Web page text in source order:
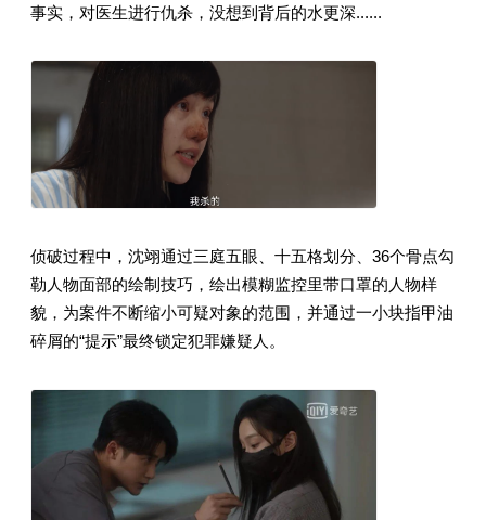
事实，对医生进行仇杀，没想到背后的水更深......
侦破过程中，沈翊通过三庭五眼、十五格划分、36个骨点勾
勒人物面部的绘制技巧，绘出模糊监控里带口罩的人物样
貌，为案件不断缩小可疑对象的范围，并通过一小块指甲油
碎屑的“提示”最终锁定犯罪嫌疑人。